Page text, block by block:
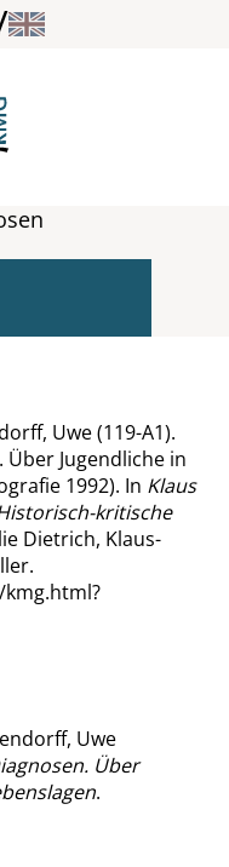
Uwe (119-A1).
Jugendliche in
1992). In Klaus
kritische
Dietrich, Klaus-
Uwe
Über
.